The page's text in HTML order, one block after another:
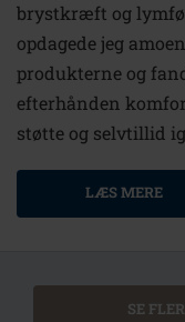
brystkræft og
opdagede jeg
produkterne og
efterhånden
støtte og selvtillid
LÆS MERE
SE